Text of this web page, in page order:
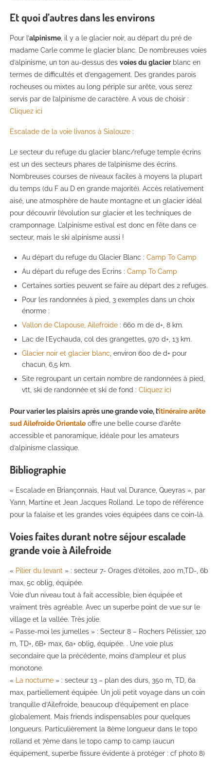
Et quoi d’autres dans les environs
Pour l’alpinisme, il y a le glacier noir, au départ du pré de
madame Carle comme le glacier blanc. De nombreuses voies
d’alpinisme, un ton au-dessus des voies du glacierblanc en
termes de difficultés et d’engagement. Des grandes parois
rocheuses ou mixtes au long périple sur arête, vous serez
servis par de l’alpinisme de caractère. A vous de choisir :
Cliquez ici
Escalade de la voie livanos à Sialouze :
Le secteur du refuge du glacier blanc/refuge temple écrins
est un des secteurs phares de l’alpinisme des écrins.
Nombreuses courses de niveaux faciles à moyens la plupart
du temps (du F au D en grande majorité). Accès relativement
aisé, une atmosphère de haute montagne et un glacier idéal
pour découvrir l’évolution sur glacier et les techniques de
cramponnage. L’alpinisme estival est donc en fête dans ce
secteur, mais le ski alpinisme aussi !
Au départ du refuge du Glacier Blanc : Camp To Camp
Au départ du refuge des Ecrins : Camp To Camp
Certaines sorties peuvent se faire au départ des 2 refuges.
Pour les randonnées à pied, 3 exemples dans un choix
énorme :
Vallon de Clapouse, Ailefroide : 660 m de d+, 8 km.
Lac de l’Eychauda, col des grangettes, 970 d+, 13 km.
Glacier noir et glacier blanc, environ 600 de d+ pour
chacun, 6,5 km.
Site regroupant un certain nombre de randonnées à pied,
vtt, ski de randonnée et ski de fond : Cliquez ici
Pour varier les plaisirs après une grande voie, l’itinéraire arête
sud Ailefroide Orientale offre une belle course d’arête
accessible et panoramique, idéale pour les amateurs
d’alpinisme classique.
Bibliographie
« Escalade en Briançonnais, Haut val Durance, Queyras », par
Yann, Martine et Jean Jacques Rolland. Le topo de référence
pour la falaise et les grandes voies équipées dans ce coin-là.
Voies faites durant notre séjourescalade
grande voie à Ailefroide
« Pilier du levant » : secteur 7- Orages d’étoiles, 200 m,TD-, 6b
max, 5c oblig, équipée.
Voie d’un niveau tout à fait accessible, bien équipée et
vraiment très agréable. Avec un superbe point de vue sur le
village et la vallée. Très jolie.
« Passe-moi les jumelles » : Secteur 8 – Rochers Pélissier, 120
m, TD+, 6B+ max, 6a+ oblig, équipée. . Une voie plus
secondaire que la précédente, moins d’ampleur et plus
monotone.
« La nocturne » : secteur 13 – plan des durs, 350 m, TD, 6a
max, partiellement équipée. Un joli petit voyage dans un coin
tranquille d’Ailefroide, beaucoup d’équipement en place
globalement. Mais friends indispensables pour quelques
longueurs. Particulièrement la 8ème longueur dans le topo
rolland et 7ème dans le topo camp to camp (aucun
équipement, superbe fissure évidente à protéger : cf photo 8)